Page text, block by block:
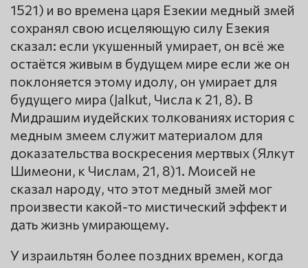
1521) и во времена царя Езекии медный змей
сохранял свою исцеляющую силу Езекия
сказал: если укушенный умирает, он всё же
остаётся живым в будущем мире если же он
поклоняется этому идолу, он умирает для
будущего мира (Jalkut, Числа к 21, 8). В
Мидрашим иудейских толкованиях история с
медным змеем служит материалом для
доказательства воскресения мертвых (Ялкут
Шимеони, к Числам, 21, 8)1. Моисей не
сказал народу, что этот медный змей мог
произвести какой-то мистический эффект и
дать жизнь умирающему.
У израильтян более поздних времен, когда